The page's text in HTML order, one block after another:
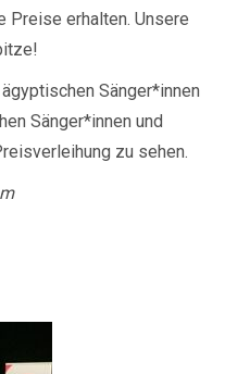
erhalten. Unsere
Sänger*innen
Sänger*innen und
zu sehen.